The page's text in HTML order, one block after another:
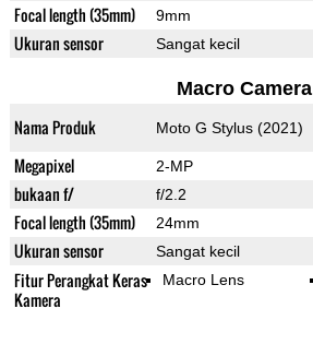
Focal length (35mm) 9mm
Ukuran sensor Sangat kecil
Macro Camera
Nama Produk Moto G Stylus (2021)
Megapixel 2-MP
bukaan f/ f/2.2
Focal length (35mm) 24mm
Ukuran sensor Sangat kecil
Fitur Perangkat Keras
Kamera
Macro Lens